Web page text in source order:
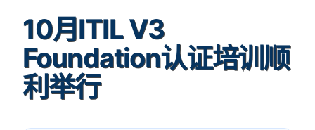
10月ITIL V3
Foundation认证培训顺
利举行